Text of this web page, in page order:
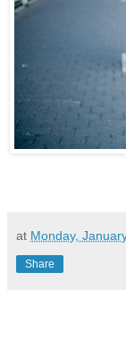
at Monday,
Share